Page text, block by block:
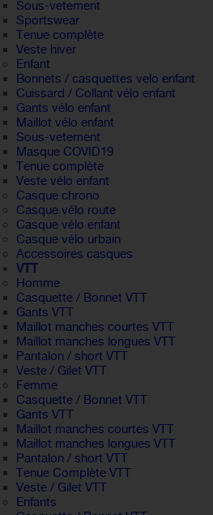
Sous-vetement
Sportswear
Tenue complète
Veste hiver
Enfant
Bonnets / casquettes velo enfant
Cuissard / Collant vélo enfant
Gants vélo enfant
Maillot vélo enfant
Sous-vetement
Masque COVID19
Tenue complète
Veste vélo enfant
Casque chrono
Casque vélo route
Casque vélo enfant
Casque vélo urbain
Accessoires casques
VTT
Homme
Casquette / Bonnet VTT
Gants VTT
Maillot manches courtes VTT
Maillot manches longues VTT
Pantalon / short VTT
Veste / Gilet VTT
Femme
Casquette / Bonnet VTT
Gants VTT
Maillot manches courtes VTT
Maillot manches longues VTT
Pantalon / short VTT
Tenue Complète VTT
Veste / Gilet VTT
Enfants